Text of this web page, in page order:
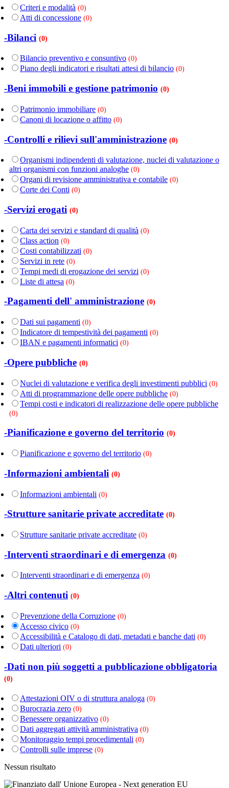
Criteri e modalità (0)
Atti di concessione (0)
-Bilanci (0)
Bilancio preventivo e consuntivo (0)
Piano degli indicatori e risultati attesi di bilancio (0)
-Beni immobili e gestione patrimonio (0)
Patrimonio immobiliare (0)
Canoni di locazione o affitto (0)
-Controlli e rilievi sull'amministrazione (0)
Organismi indipendenti di valutazione, nuclei di valutazione o
altri organismi con funzioni analoghe (0)
Organi di revisione amministrativa e contabile (0)
Corte dei Conti (0)
-Servizi erogati (0)
Carta dei servizi e standard di qualità (0)
Class action (0)
Costi contabilizzati (0)
Servizi in rete (0)
Tempi medi di erogazione dei servizi (0)
Liste di attesa (0)
-Pagamenti dell' amministrazione (0)
Dati sui pagamenti (0)
Indicatore di tempestività dei pagamenti (0)
IBAN e pagamenti informatici (0)
-Opere pubbliche (0)
Nuclei di valutazione e verifica degli investimenti pubblici (0)
Atti di programmazione delle opere pubbliche (0)
Tempi costi e indicatori di realizzazione delle opere pubbliche
(0)
-Pianificazione e governo del territorio (0)
Pianificazione e governo del territorio (0)
-Informazioni ambientali (0)
Informazioni ambientali (0)
-Strutture sanitarie private accreditate (0)
Strutture sanitarie private accreditate (0)
-Interventi straordinari e di emergenza (0)
Interventi straordinari e di emergenza (0)
-Altri contenuti (0)
Prevenzione della Corruzione (0)
Accesso civico (0)
Accessibilità e Catalogo di dati, metadati e banche dati (0)
Dati ulteriori (0)
-Dati non più soggetti a pubblicazione obbligatoria
(0)
Attestazioni OIV o di struttura analoga (0)
Burocrazia zero (0)
Benessere organizzativo (0)
Dati aggregati attività amministrativa (0)
Monitoraggio tempi procedimentali (0)
Controlli sulle imprese (0)
Nessun risultato